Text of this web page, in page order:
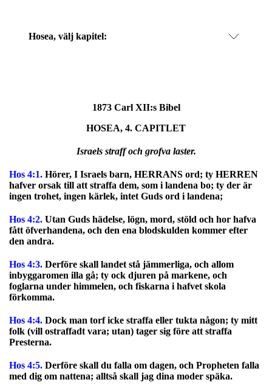
Hosea, välj kapitel:
1873 Carl XII:s Bibel
HOSEA, 4. CAPITLET
Israels straff och grofva laster.
Hos 4:1. Hörer, I Israels barn, HERRANS ord; ty HERREN
hafver orsak till att straffa dem, som i landena bo; ty der är
ingen trohet, ingen kärlek, intet Guds ord i landena;
Hos 4:2. Utan Guds hädelse, lögn, mord, stöld och hor hafva
fått öfverhandena, och den ena blodskulden kommer efter
den andra.
Hos 4:3. Derföre skall landet stå jämmerliga, och allom
inbyggaromen illa gå; ty ock djuren på markene, och
foglarna under himmelen, och fiskarna i hafvet skola
förkomma.
Hos 4:4. Dock man torf icke straffa eller tukta någon; ty mitt
folk (vill ostraffadt vara; utan) tager sig före att straffa
Presterna.
Hos 4:5. Derföre skall du falla om dagen, och Propheten falla
med dig om nattena; alltså skall jag dina moder späka.